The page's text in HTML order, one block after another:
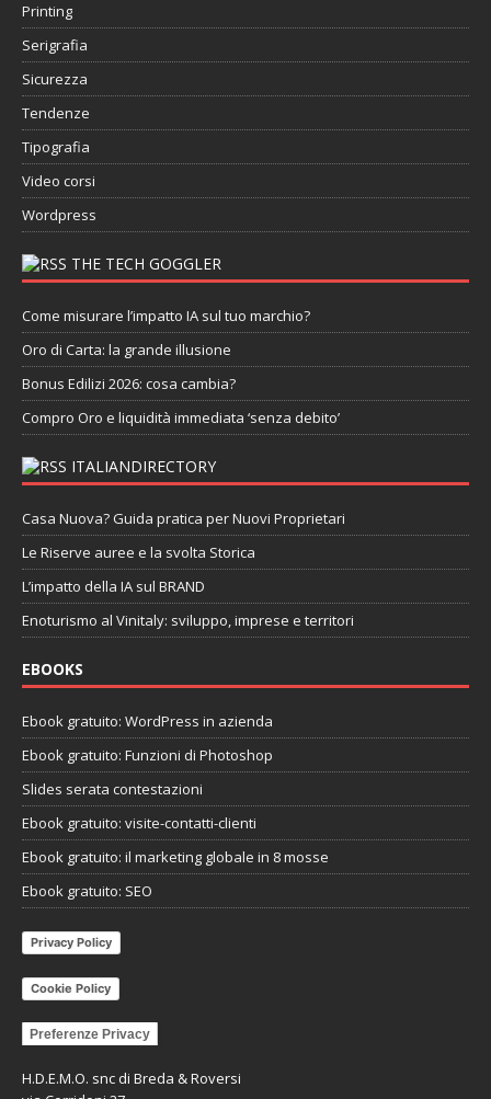
Printing
Serigrafia
Sicurezza
Tendenze
Tipografia
Video corsi
Wordpress
THE TECH GOGGLER
Come misurare l’impatto IA sul tuo marchio?
Oro di Carta: la grande illusione
Bonus Edilizi 2026: cosa cambia?
Compro Oro e liquidità immediata ‘senza debito’
ITALIANDIRECTORY
Casa Nuova? Guida pratica per Nuovi Proprietari
Le Riserve auree e la svolta Storica
L’impatto della IA sul BRAND
Enoturismo al Vinitaly: sviluppo, imprese e territori
EBOOKS
Ebook gratuito: WordPress in azienda
Ebook gratuito: Funzioni di Photoshop
Slides serata contestazioni
Ebook gratuito: visite-contatti-clienti
Ebook gratuito: il marketing globale in 8 mosse
Ebook gratuito: SEO
Privacy Policy
Cookie Policy
Preferenze Privacy
H.D.E.M.O. snc di Breda & Roversi